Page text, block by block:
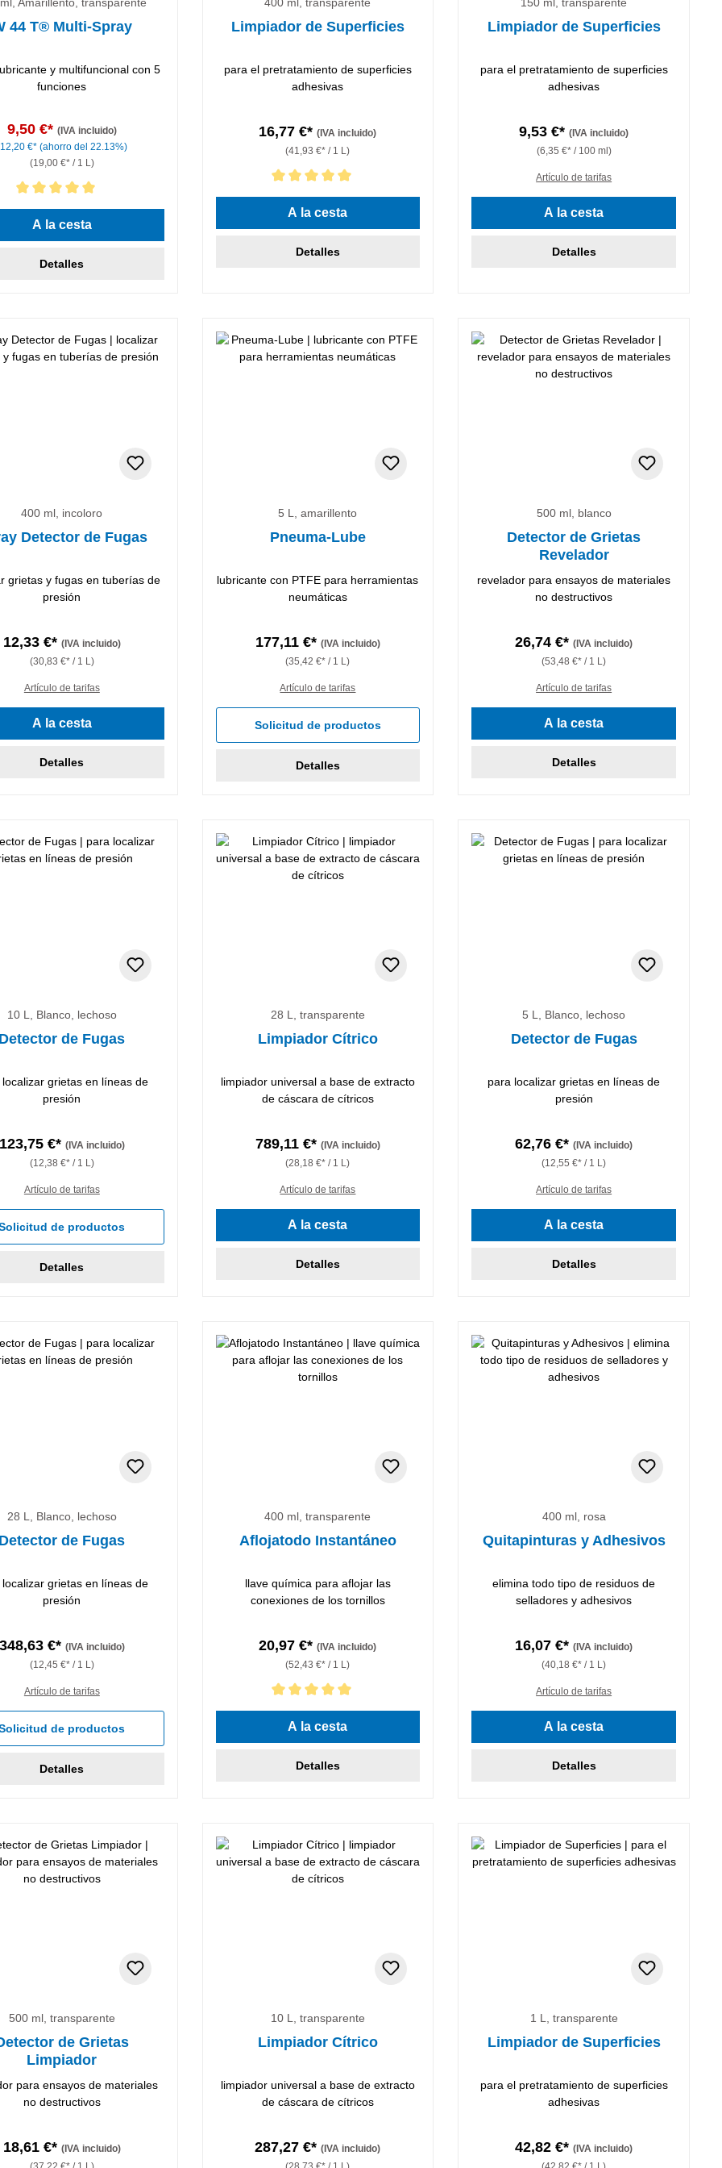
44 T® Multi-Spray
y multifuncional con 5
funciones
9,50 €* (IVA incluido)
12,20 €* (ahorro del 22.13%)
(19,00 €* / 1 L)
promedio de 5 de 5 estrellas
A la cesta
Detalles
Limpiador de Superficies
para el pretratamiento de superficies
adhesivas
16,77 €*(IVA incluido)
(41,93 €* / 1 L)
Calificación promedio de 5 de 5 estrellas
A la cesta
Detalles
Limpiador de Superficies
para el pretratamiento de superficies
adhesivas
9,53 €*(IVA incluido)
(6,35 €* / 100 ml)
Artículo de tarifas
A la cesta
Detalles
400 ml, incoloro
Detector de Fugas
grietas y fugas en tuberías de
presión
12,33 €* (IVA incluido)
(30,83 €* / 1 L)
Artículo de tarifas
A la cesta
Detalles
5 L, amarillento
Pneuma-Lube
lubricante con PTFE para herramientas
neumáticas
177,11 €* (IVA incluido)
(35,42 €* / 1 L)
Artículo de tarifas
Solicitud de productos
Detalles
500 ml, blanco
Detector de Grietas
Revelador
revelador para ensayos de materiales
no destructivos
26,74 €*(IVA incluido)
(53,48 €* / 1 L)
Artículo de tarifas
A la cesta
Detalles
10 L, Blanco, lechoso
de Fugas
grietas en líneas de
presión
€* (IVA incluido)
(12,38 €* / 1 L)
Artículo de tarifas
de productos
Detalles
28 L, transparente
Limpiador Cítrico
limpiador universal a base de extracto
de cáscara de cítricos
789,11 €* (IVA incluido)
(28,18 €* / 1 L)
Artículo de tarifas
A la cesta
Detalles
5 L, Blanco, lechoso
Detector de Fugas
para localizar grietas en líneas de
presión
62,76 €*(IVA incluido)
(12,55 €* / 1 L)
Artículo de tarifas
A la cesta
Detalles
28 L, Blanco, lechoso
de Fugas
grietas en líneas de
presión
€* (IVA incluido)
(12,45 €* / 1 L)
Artículo de tarifas
de productos
Detalles
400 ml, transparente
Aflojatodo Instantáneo
llave química para aflojar las
conexiones de los tornillos
20,97 €*(IVA incluido)
(52,43 €* / 1 L)
Calificación promedio de 5 de 5 estrellas
A la cesta
Detalles
400 ml, rosa
Quitapinturas y Adhesivos
elimina todo tipo de residuos de
selladores y adhesivos
16,07 €*(IVA incluido)
(40,18 €* / 1 L)
Artículo de tarifas
A la cesta
Detalles
500 ml, transparente
de Grietas
Limpiador
para ensayos de materiales
no destructivos
18,61 €* (IVA incluido)
10 L, transparente
Limpiador Cítrico
limpiador universal a base de extracto
de cáscara de cítricos
287,27 €*(IVA incluido)
1 L, transparente
Limpiador de Superficies
para el pretratamiento de superficies
adhesivas
42,82 €*(IVA incluido)